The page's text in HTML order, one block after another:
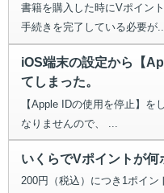
書籍を購入した時にVポイン
手続きを完了している必要が
iOS端末の設定から【
てしまった。
【Apple IDの使用を停止】を
なりませんので、 ...
いくらでVポイントが何
200円（税込）につき1ポイン